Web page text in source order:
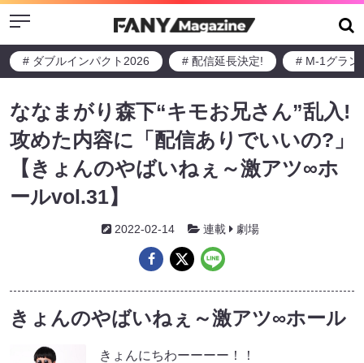
Menu
# ダブルインパクト2026 # 配信延長決定! # M-1グラン
ななまがり森下“キモお兄さん”乱入!
攻めた内容に「配信ありでいいの?」
【きょんのやばいねぇ～激アツ∞ホ
ールvol.31】
2022-02-14 連載 劇場
きょんのやばいねぇ～激アツ∞ホール
きょんにちわーーーー！！